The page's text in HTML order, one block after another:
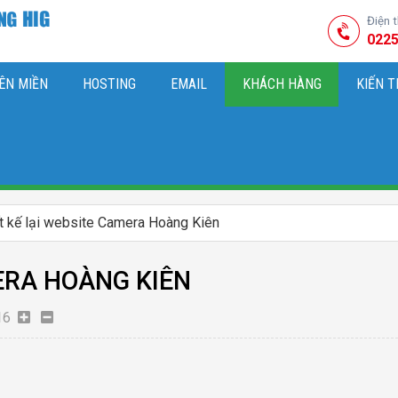
Điện
MIỀN HOSTING EMAIL KHÁCH HÀNG KIẾN
kế lại website Camera Hoàng Kiên
HOÀNG KIÊN